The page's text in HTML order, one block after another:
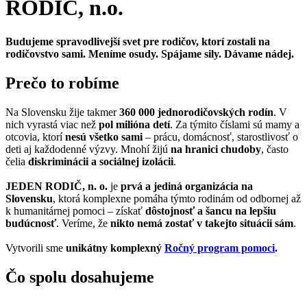
RODIČ, n.o.
Budujeme spravodlivejší svet pre rodičov, ktorí zostali na
rodičovstvo sami. Meníme osudy. Spájame sily. Dávame nádej.
Prečo to robíme
Na Slovensku žije takmer360 000 jednorodičovských rodín. V
nich vyrastá viac než pol milióna detí. Za týmito číslami sú mamy a
otcovia, ktorínesú všetko sami – prácu, domácnosť, starostlivosť o
deti aj každodenné výzvy. Mnohí žijú na hranici chudoby, často
čelia diskriminácii a sociálnej izolácii.
JEDEN RODIČ, n. o. je prvá a jediná organizácia na
Slovensku, ktorá komplexne pomáha týmto rodinám od odbornej až
k humanitárnej pomoci – získať dôstojnosť a šancu na lepšiu
budúcnosť. Veríme, že nikto nemá zostať v takejto situácii sám.
Vytvorili sme unikátny komplexný Ročný program pomoci.
Čo spolu dosahujeme